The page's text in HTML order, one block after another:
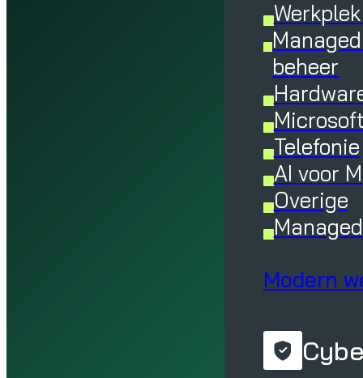
beheer
Telefonie
AI voor
Overige
Modern